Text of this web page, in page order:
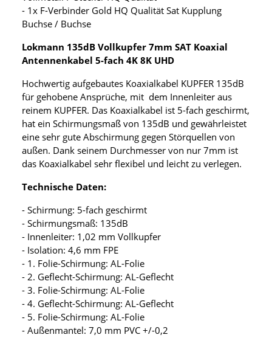
- 1x F-Verbinder Gold HQ Qualität Sat Kupplung
Buchse / Buchse
Lokmann 135dB Vollkupfer 7mm SAT Koaxial
Antennenkabel 5-fach 4K 8K UHD
Hochwertig aufgebautes Koaxialkabel KUPFER 135dB
für gehobene Ansprüche, mit dem Innenleiter aus
reinem KUPFER. Das Koaxialkabel ist 5-fach geschirmt,
hat ein Schirmungsmaß von 135dB und gewährleistet
eine sehr gute Abschirmung gegen Störquellen von
außen. Dank seinem Durchmesser von nur 7mm ist
das Koaxialkabel sehr flexibel und leicht zu verlegen.
Technische Daten:
- Schirmung: 5-fach geschirmt
- Schirmungsmaß: 135dB
- Innenleiter: 1,02 mm Vollkupfer
- Isolation: 4,6 mm FPE
- 1. Folie-Schirmung: AL-Folie
- 2. Geflecht-Schirmung: AL-Geflecht
- 3. Folie-Schirmung: AL-Folie
- 4. Geflecht-Schirmung: AL-Geflecht
- 5. Folie-Schirmung: AL-Folie
- Außenmantel: 7,0 mm PVC +/-0,2